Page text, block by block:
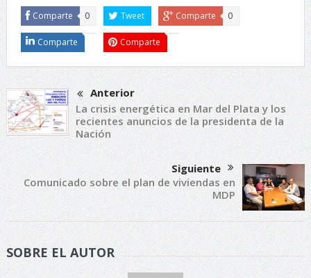
Comparte 0 Tweet Comparte 0
Comparte Comparte
Anterior
La crisis energética en Mar del Plata y los
recientes anuncios de la presidenta de la
Nación
Siguiente
Comunicado sobre el plan de viviendas en
MDP
SOBRE EL AUTOR